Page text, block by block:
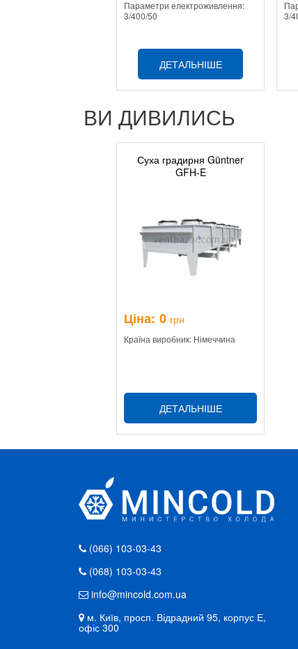
Параметри електроживлення:
3/400/50
ДЕТАЛЬНІШЕ
3/
ВИ ДИВИЛИСЬ
Суха градирня Güntner
GFH-E
Ціна: 0 грн
Країна виробник: Німеччина
ДЕТАЛЬНІШЕ
(066) 103-03-43
(068) 103-03-43
info@mincold.com.ua
м. Київ, просп. Відрадний 95, корпус Е,
офіс 300